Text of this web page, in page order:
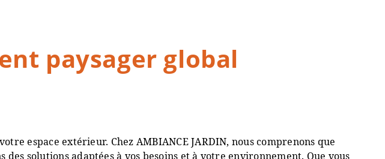
paysager global
espace extérieur. Chez AMBIANCE JARDIN, nous comprenons que